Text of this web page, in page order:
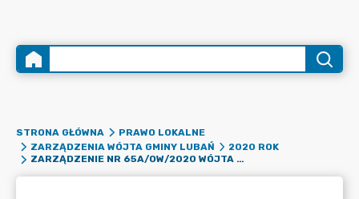
STRONA GŁÓWNA
PRAWO LOKALNE
ZARZĄDZENIA WÓJTA GMINY LUBAŃ
2020 ROK
ZARZĄDZENIE NR 65A/OW/2020 WÓJTA GMINY LUBAŃ Z DNIA 14 WRZEŚNIA 2020 R. ZMIENIAJĄCE WIELOLETNIĄ PROGNOZĘ FINANSOWĄ GMINY LUBAŃ